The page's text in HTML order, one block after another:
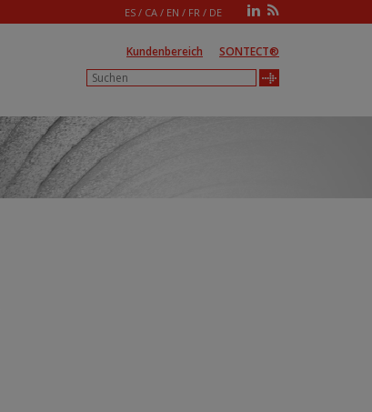
ES / CA / EN / FR / DE
Kundenbereich SONTECT®